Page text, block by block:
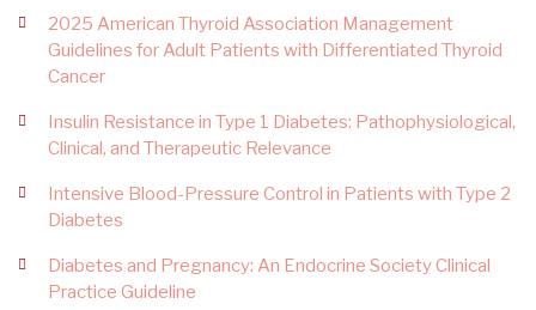
2025 American Thyroid Association Management
Guidelines for Adult Patients with Differentiated Thyroid
Cancer
Insulin Resistance in Type 1 Diabetes: Pathophysiological,
Clinical, and Therapeutic Relevance
Intensive Blood-Pressure Control in Patients with Type 2
Diabetes
Diabetes and Pregnancy: An Endocrine Society Clinical
Practice Guideline